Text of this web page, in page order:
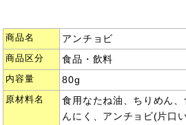
商品名 アンチョビ
商品区分 食品・飲料
内容量 80g
原材料名
食用なたね油、ちりめん
んにく、アンチョビ(片口